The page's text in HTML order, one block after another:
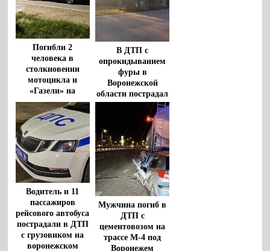
Погибли 2
человека в
столкновении
мотоцикла и
«Газели» на
воронежской
трассе
В ДТП с
опрокидыванием
фуры в
Воронежской
области пострадал
водитель
Водитель и 11
пассажиров
рейсового автобуса
пострадали в ДТП
с грузовиком на
воронежском
Мужчина погиб в
ДТП с
цементовозом на
трассе М-4 под
Воронежем